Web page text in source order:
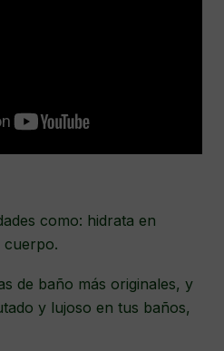
como: hidrata en
cuerpo.
de baño más originales, y
y lujoso en tus baños,